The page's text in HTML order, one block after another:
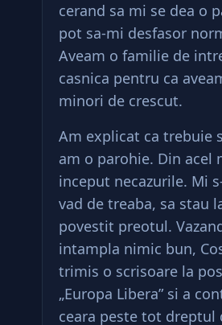
cerand sa mi se dea o
pot sa-mi desfasor
Aveam o familie de
casnica pentru ca
minori de crescut.
Am explicat ca trebuie
am o parohie. Din acel
inceput necazurile. Mi
vad de treaba, sa stau
povestit preotul.
intampla nimic bun,
trimis o scrisoare la
„Europa Libera” si a
ceara peste tot dreptul